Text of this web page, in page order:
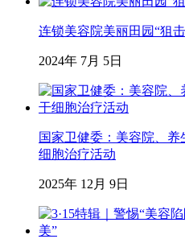
连锁美容院美丽田园“狙
2024年 7月 5日
国家卫健委：美容院、
细胞治疗活动
2025年 12月 9日